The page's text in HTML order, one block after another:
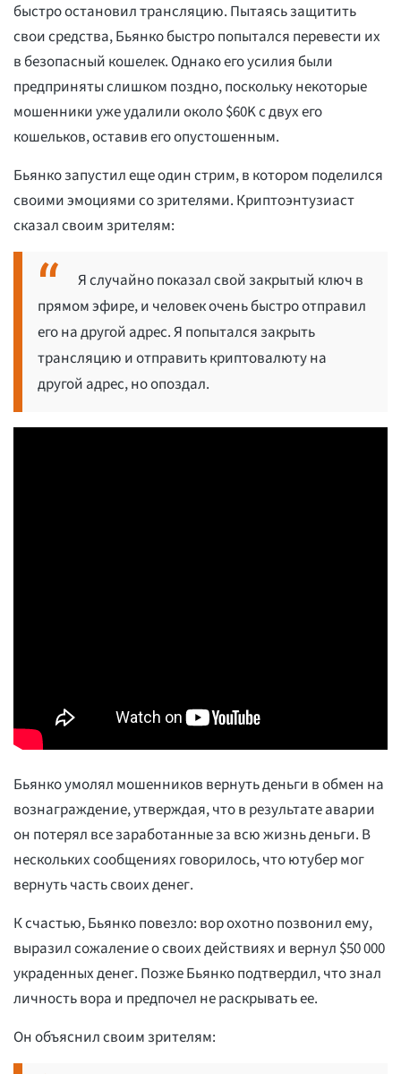
быстро остановил трансляцию. Пытаясь защитить
свои средства, Бьянко быстро попытался перевести их
в безопасный кошелек. Однако его усилия были
предприняты слишком поздно, поскольку некоторые
мошенники уже удалили около $60K с двух его
кошельков, оставив его опустошенным.
Бьянко запустил еще один стрим, в котором поделился
своими эмоциями со зрителями. Криптоэнтузиаст
сказал своим зрителям:
Я случайно показал свой закрытый ключ в
прямом эфире, и человек очень быстро отправил
его на другой адрес. Я попытался закрыть
трансляцию и отправить криптовалюту на
другой адрес, но опоздал.
Бьянко умолял мошенников вернуть деньги в обмен на
вознаграждение, утверждая, что в результате аварии
он потерял все заработанные за всю жизнь деньги. В
нескольких сообщениях говорилось, что ютубер мог
вернуть часть своих денег.
К счастью, Бьянко повезло: вор охотно позвонил ему,
выразил сожаление о своих действиях и вернул $50 000
украденных денег. Позже Бьянко подтвердил, что знал
личность вора и предпочел не раскрывать ее.
Он объяснил своим зрителям: